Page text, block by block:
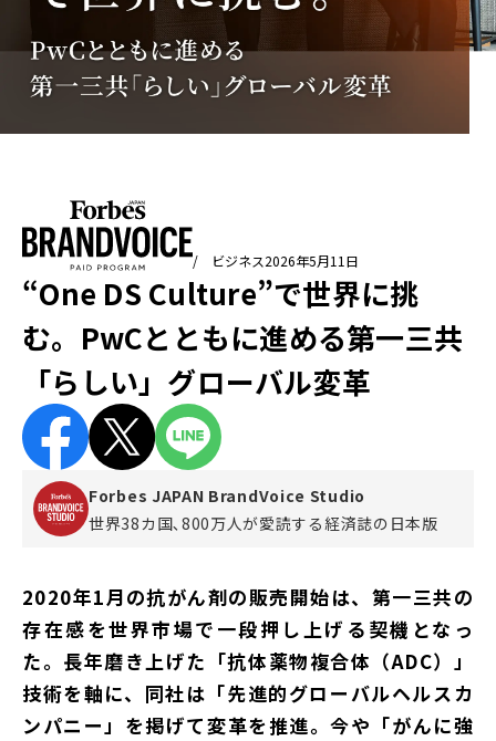
/ ビジネス2026年5月11日
“One DS Culture”で世界に挑
む。PwCとともに進める第一三共
「らしい」グローバル変革
Forbes JAPAN BrandVoice Studio
世界38カ国､800万人が愛読する 経済誌の日本版
2020年1月の抗がん剤の販売開始は、第一三共の
存在感を世界市場で一段押し上げる契機となっ
た。長年磨き上げた「抗体薬物複合体（ADC）」
技術を軸に、同社は「先進的グローバルヘルスカ
ンパニー」を掲げて変革を推進。今や「がんに強